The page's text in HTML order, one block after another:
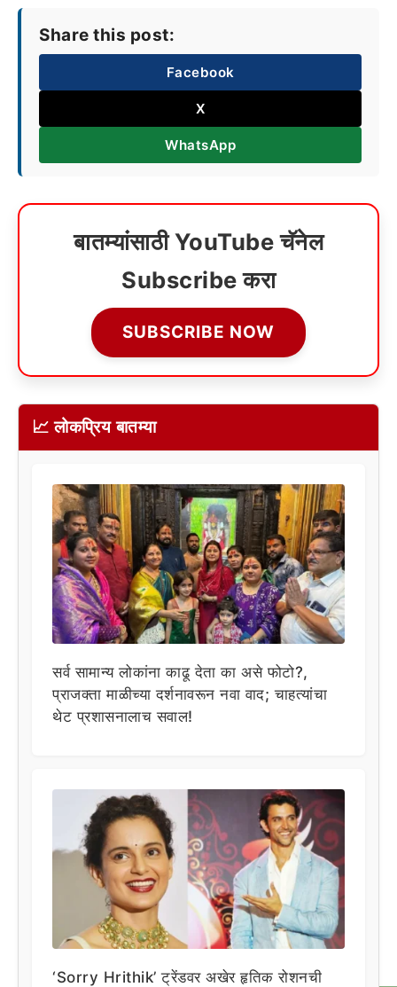
Share this post:
Facebook
X
WhatsApp
बातम्यांसाठी YouTube चॅनेल
Subscribe करा
SUBSCRIBE NOW
📈 लोकप्रिय बातम्या
सर्व सामान्य लोकांना काढू देता का असे फोटो?,
प्राजक्ता माळीच्या दर्शनावरून नवा वाद; चाहत्यांचा
थेट प्रशासनालाच सवाल!
‘Sorry Hrithik’ ट्रेंडवर अखेर हृतिक रोशनची